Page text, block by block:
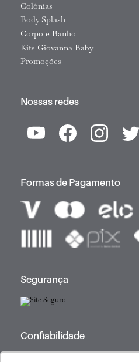
Colônias
Body Splash
Corpo e Banho
Kits Giovanna Baby
Promoções
Nossas redes
Formas de Pagamento
Segurança
Confiabilidade